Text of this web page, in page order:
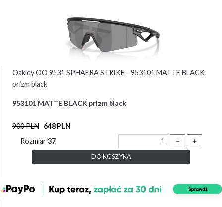
Oakley OO 9531 SPHAERA STRIKE - 953101 MATTE BLACK
prizm black
953101 MATTE BLACK prizm black
900 PLN 648 PLN
Rozmiar37 － ＋
DO KOSZYKA